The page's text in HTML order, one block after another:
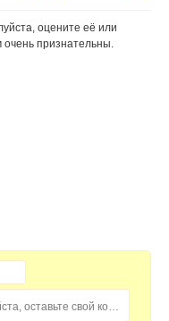
событии года
российском
оцените её или
признательны.
Домохозяйка, пожалуйста, оставьте свой комментарий...